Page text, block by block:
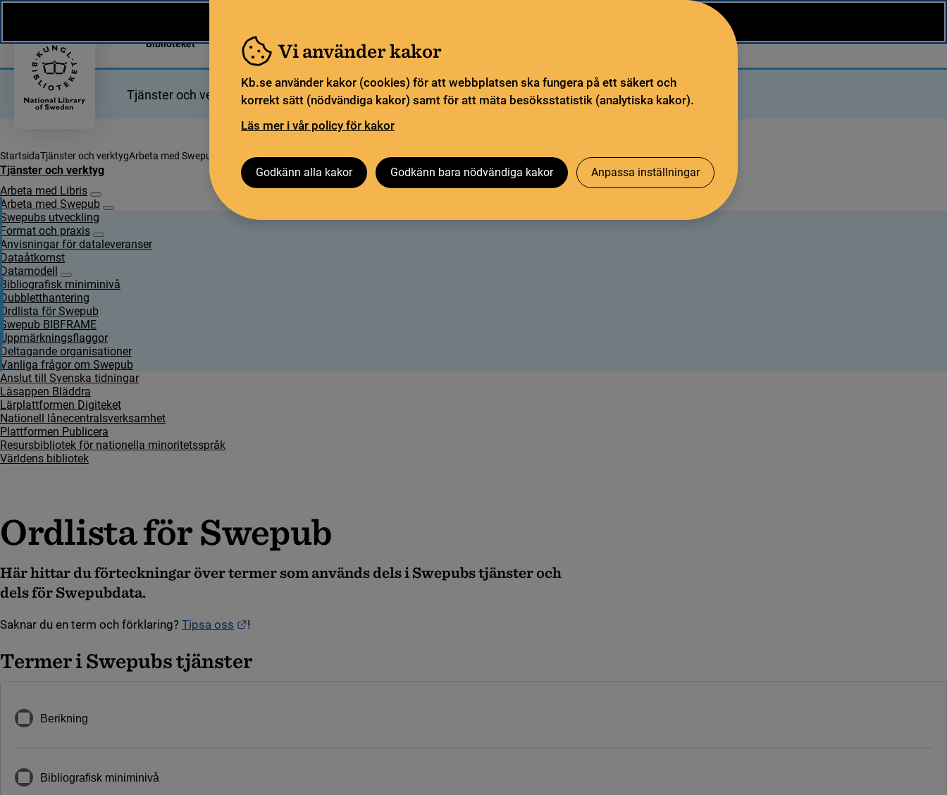
Vi använder kakor
Kb.se använder kakor (cookies) för att webbplatsen ska fungera på ett säkert och
korrekt sätt (nödvändiga kakor) samt för att mäta besöksstatistik (analytiska kakor).
Läs mer i vår policy för kakor
Godkänn alla kakor Godkänn bara nödvändiga kakor Anpassa inställningar
Biblioteket För bibliotekssektorn Pliktleverans och ISBN
Tjänster och verktyg Biblioteksstatistik Öppen vetenskap Biblioteksutveckling
StartsidaTjänster och verktygArbeta med Swepub DatamodellOrdlista för Swepub
Tjänster och verktyg
Arbeta med Libris
Undersidor för Arbeta med Libris
Arbeta med Swepub
Undersidor för Arbeta med Swepub
Swepubs utveckling
Format och praxis
Undersidor för Format och praxis
Anvisningar för dataleveranser
Dataåtkomst
Datamodell
Undersidor för Datamodell
Bibliografisk miniminivå
Dubbletthantering
Ordlista för Swepub
Swepub BIBFRAME
Uppmärkningsflaggor
Deltagande organisationer
Vanliga frågor om Swepub
Anslut till Svenska tidningar
Läsappen Bläddra
Lärplattformen Digiteket
Nationell lånecentralsverksamhet
Plattformen Publicera
Resursbibliotek för nationella minoritetsspråk
Världens bibliotek
Ordlista för Swepub
Här hittar du förteckningar över termer som används dels i Swepubs tjänster och
dels för Swepubdata.
Saknar du en term och förklaring? Tipsa oss Länk till annan webbplats.
!
Termer i Swepubs tjänster
Berikning
Bibliografisk miniminivå